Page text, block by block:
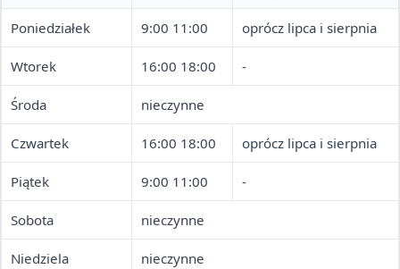
Poniedziałek 9:00 11:00 oprócz lipca i sierpnia
Wtorek 16:00 18:00 -
Środa nieczynne
Czwartek 16:00 18:00 oprócz lipca i sierpnia
Piątek 9:00 11:00 -
Sobota nieczynne
Niedziela nieczynne